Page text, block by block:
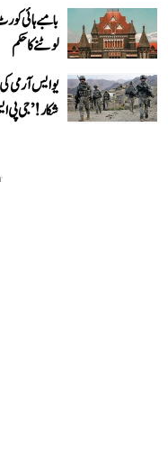
بامبے ہائی
لوٹنے کا حکم
یو ایس آرمی
شکار! ’جی پی